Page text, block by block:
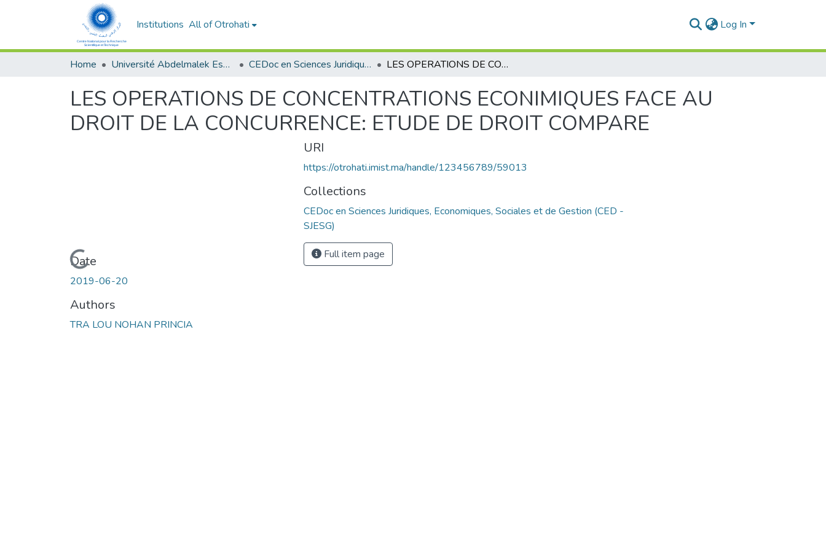
Institutions All of Otrohati Log In
Home Université Abdelmalek Essaâdi - Tétouan CEDoc en Sciences Juridiques, Economiques, Sociales et de Gestion (CED - SJESG) LES OPERATIONS DE CONCENTRATIONS ECONIMIQUES FACE AU DROIT DE LA CONCURRENCE: ETUDE DE DROIT COMPARE
LES OPERATIONS DE CONCENTRATIONS ECONIMIQUES FACE AU
DROIT DE LA CONCURRENCE: ETUDE DE DROIT COMPARE
Loading...
Date
2019-06-20
Authors
TRA LOU NOHAN PRINCIA
URI
https://otrohati.imist.ma/handle/123456789/59013
Collections
CEDoc en Sciences Juridiques, Economiques, Sociales et de Gestion (CED -
SJESG)
Full item page